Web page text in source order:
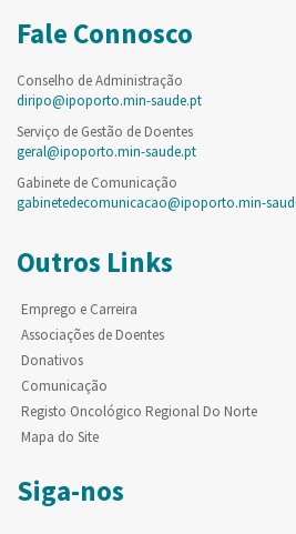
Fale Connosco
Conselho de Administração
diripo@ipoporto.min-saude.pt
Serviço de Gestão de Doentes
geral@ipoporto.min-saude.pt
Gabinete de Comunicação
gabinetedecomunicacao@ipoporto.min-
Outros Links
Emprego e Carreira
Associações de Doentes
Donativos
Comunicação
Registo Oncológico Regional Do Norte
Mapa do Site
Siga-nos